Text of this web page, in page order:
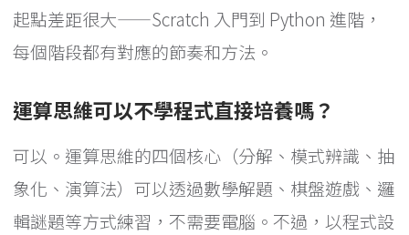
起點差距很大——Scratch 入門到 Python 進階，
每個階段都有對應的節奏和方法。
運算思維可以不學程式直接培養嗎？
可以。運算思維的四個核心（分解、模式辨識、抽
象化、演算法）可以透過數學解題、棋盤遊戲、邏
輯謎題等方式練習，不需要電腦。不過，以程式設